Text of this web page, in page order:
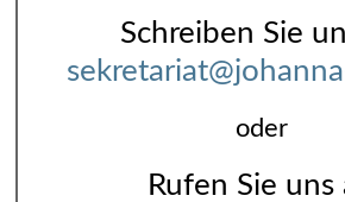
Schreiben Sie
oder
Rufen Sie uns